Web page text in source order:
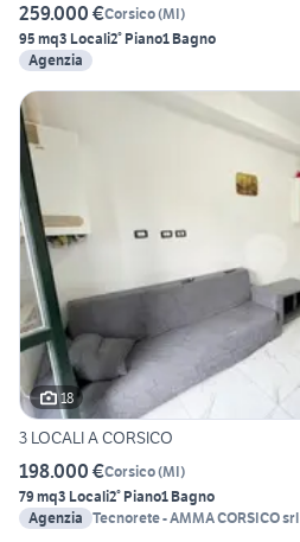
259.000 €Corsico(MI)
95 mq3 Locali2° Piano1 Bagno
Agenzia
18
3 LOCALI A CORSICO
198.000 €Corsico(MI)
79 mq3 Locali2° Piano1 Bagno
Agenzia Tecnorete - AMMA CORSICO srl